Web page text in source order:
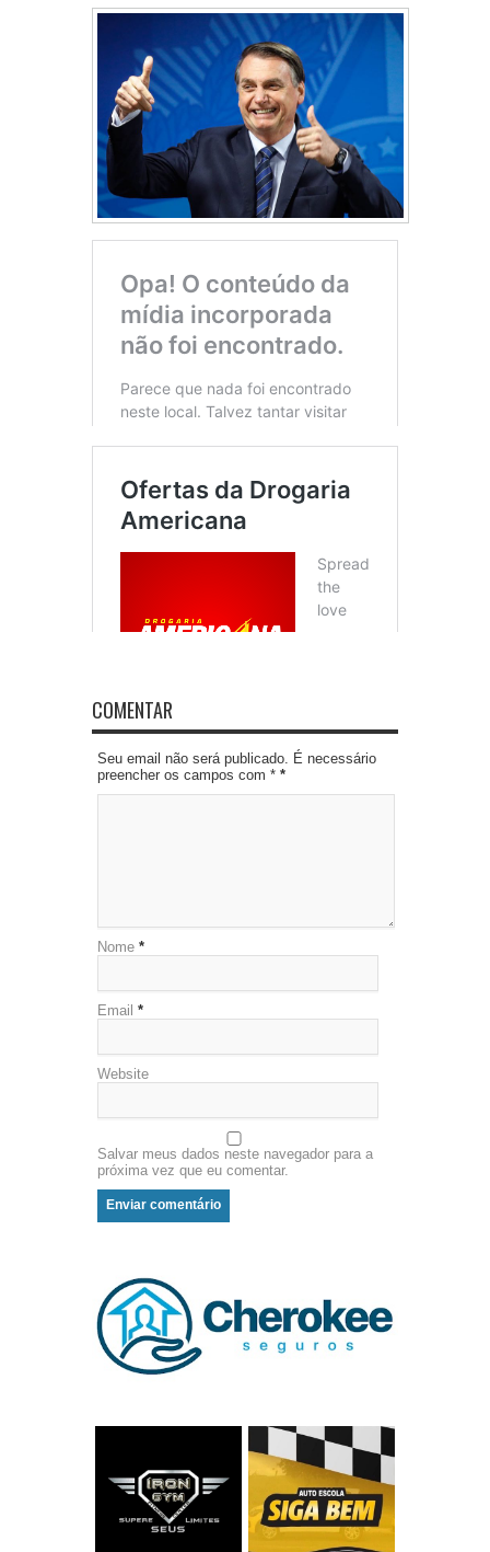
COMENTAR
Seu email não será publicado. É necessário
preencher os campos com * *
Nome *
Email *
Website
Salvar meus dados neste navegador para a
próxima vez que eu comentar.